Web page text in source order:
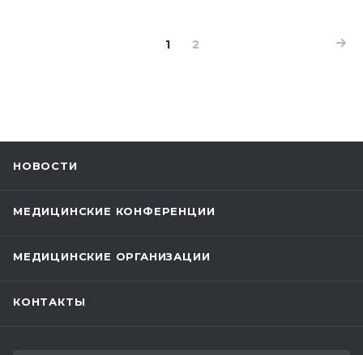
1 2
НОВОСТИ
МЕДИЦИНСКИЕ КОНФЕРЕНЦИИ
МЕДИЦИНСКИЕ ОРГАНИЗАЦИИ
КОНТАКТЫ